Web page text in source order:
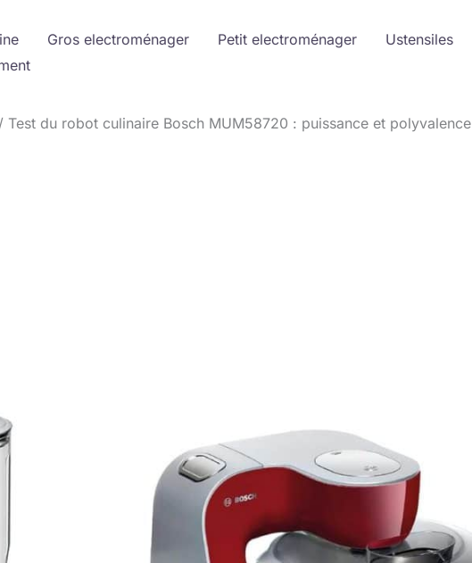
Gros electroménager Petit electroménager Ustensiles
Test du robot culinaire Bosch MUM58720 : puissance et polyvalence